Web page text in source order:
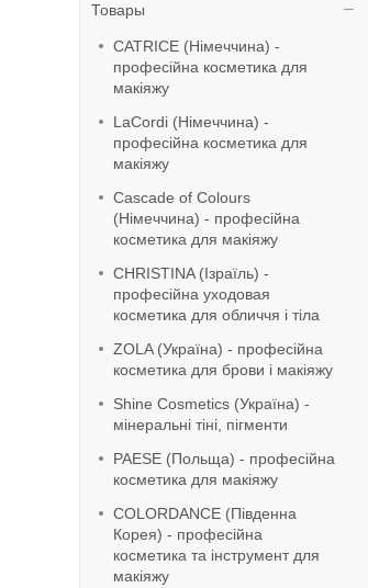
Товары
CATRICE (Німеччина) -
професійна косметика для
макіяжу
LaСordi (Німеччина) -
професійна косметика для
макіяжу
Cascade of Colours
(Німеччина) - професійна
косметика для макіяжу
CHRISTINA (Ізраїль) -
професійна уходовая
косметика для обличчя і тіла
ZOLA (Україна) - професійна
косметика для брови і макіяжу
Shine Cosmetics (Україна) -
мінеральні тіні, пігменти
PAESE (Польща) - професійна
косметика для макіяжу
COLORDANCE (Південна
Корея) - професійна
косметика та інструмент для
макіяжу